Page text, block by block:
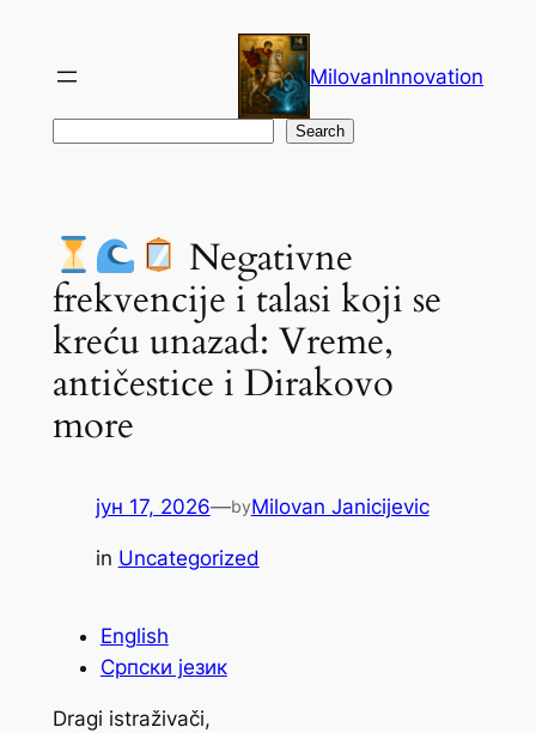
садржај
MilovanInnovation
Search
Negativne
frekvencije i talasi koji se
kreću unazad: Vreme,
antičestice i Dirakovo
more
јун 17, 2026—byMilovan Janicijevic
in Uncategorized
English
Српски језик
Dragi istraživači,